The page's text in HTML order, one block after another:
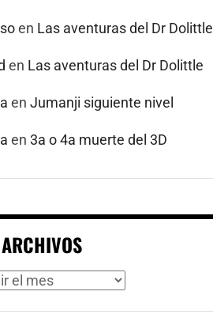
en Las aventuras del Dr Dolittle
en Las aventuras del Dr Dolittle
enJumanji siguiente nivel
en3a o 4a muerte del 3D
ARCHIVOS